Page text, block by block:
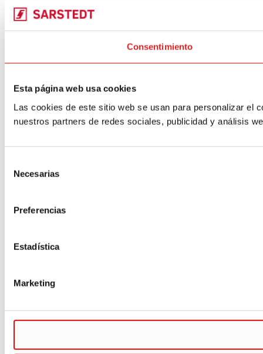
Consentimiento
Esta página web usa cookies
Las cookies de este sitio web se usan para personalizar el
nuestros partners de redes sociales, publicidad y análisis
Necesarias
Preferencias
Estadística
Marketing